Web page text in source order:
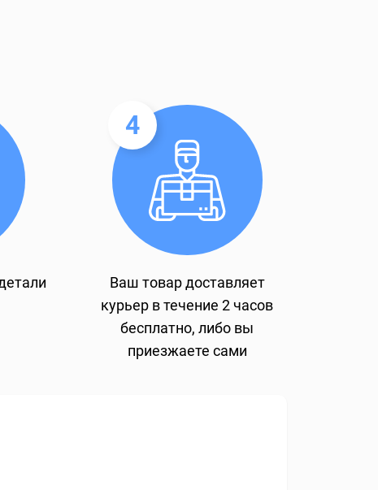
4
Ваш товар доставляет
курьер в течение 2 часов
бесплатно, либо вы
приезжаете сами